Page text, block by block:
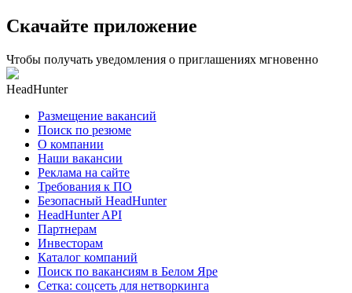
Скачайте приложение
Чтобы получать уведомления о приглашениях мгновенно
HeadHunter
Размещение вакансий
Поиск по резюме
О компании
Наши вакансии
Реклама на сайте
Требования к ПО
Безопасный HeadHunter
HeadHunter API
Партнерам
Инвесторам
Каталог компаний
Поиск по вакансиям в Белом Яре
Сетка: соцсеть для нетворкинга